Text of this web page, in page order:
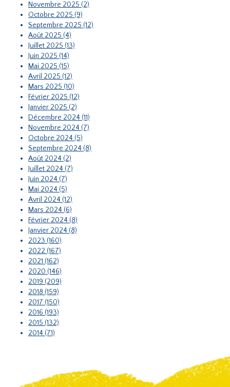
Novembre 2025 (2)
Octobre 2025 (9)
Septembre 2025 (12)
Août 2025 (4)
Juillet 2025 (13)
Juin 2025 (14)
Mai 2025 (15)
Avril 2025 (12)
Mars 2025 (10)
Février 2025 (12)
Janvier 2025 (2)
Décembre 2024 (11)
Novembre 2024 (7)
Octobre 2024 (5)
Septembre 2024 (8)
Août 2024 (2)
Juillet 2024 (7)
Juin 2024 (7)
Mai 2024 (5)
Avril 2024 (12)
Mars 2024 (6)
Février 2024 (8)
Janvier 2024 (8)
2023 (160)
2022 (167)
2021 (162)
2020 (146)
2019 (209)
2018 (159)
2017 (150)
2016 (193)
2015 (132)
2014 (71)